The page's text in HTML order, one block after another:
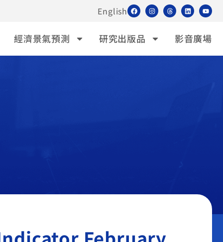
English
經濟景氣預測 研究出版品 影音廣場